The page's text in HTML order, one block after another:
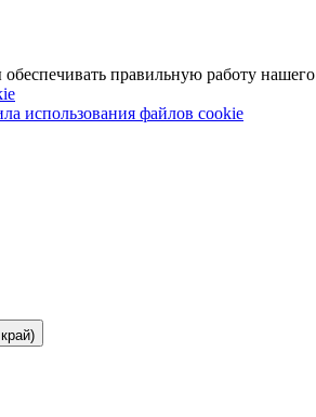
правильную работу нашего
использования файлов cookie